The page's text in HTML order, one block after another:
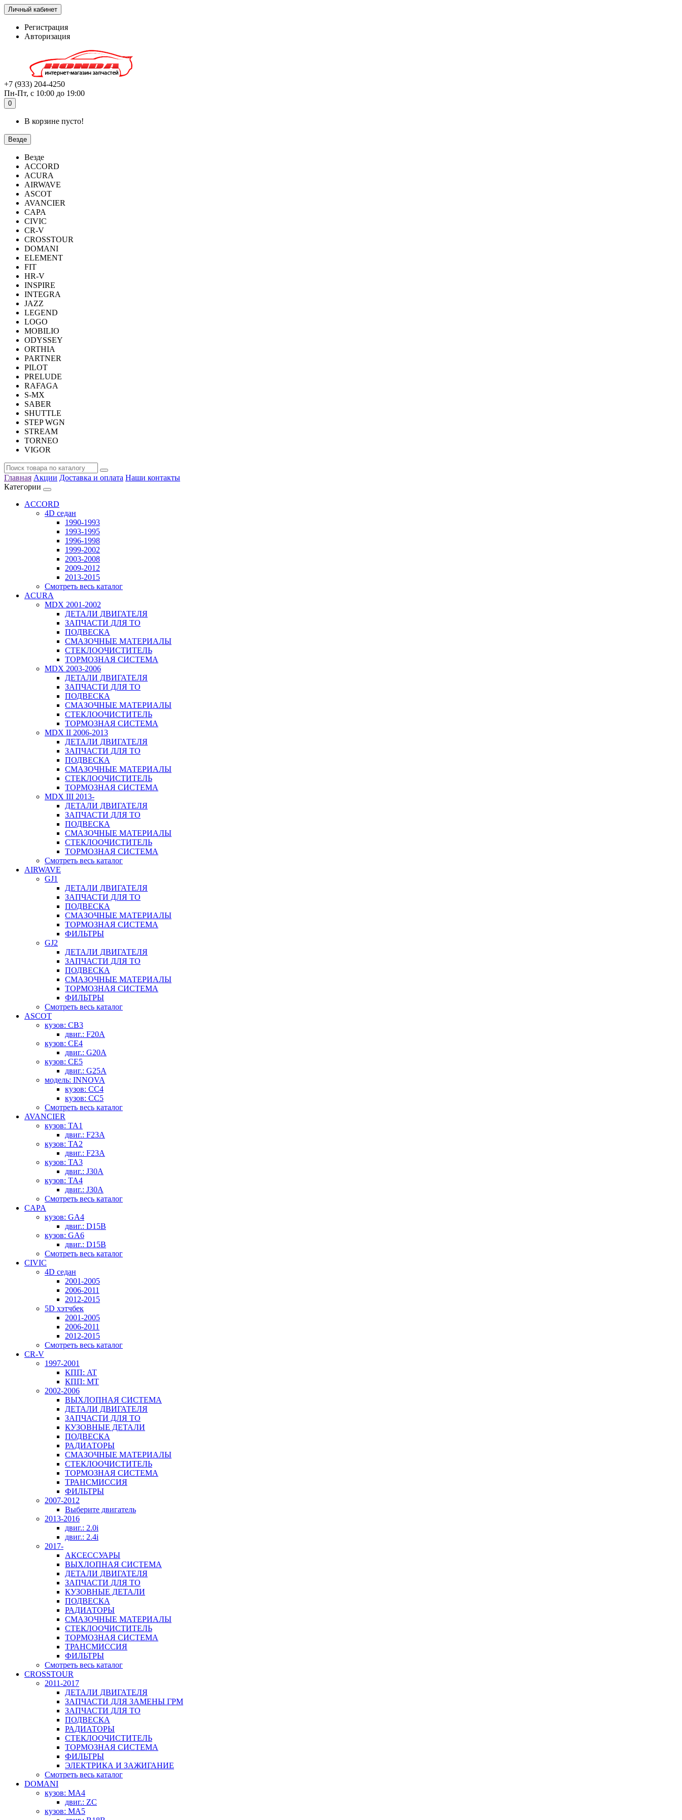
Личный кабинет
Регистрация
Авторизация
+7 (933) 204-4250
Пн-Пт, с 10:00 до 19:00
0
В корзине пусто!
Везде
Везде
ACCORD
ACURA
AIRWAVE
ASCOT
AVANCIER
CAPA
CIVIC
CR-V
CROSSTOUR
DOMANI
ELEMENT
FIT
HR-V
INSPIRE
INTEGRA
JAZZ
LEGEND
LOGO
MOBILIO
ODYSSEY
ORTHIA
PARTNER
PILOT
PRELUDE
RAFAGA
S-MX
SABER
SHUTTLE
STEP WGN
STREAM
TORNEO
VIGOR
Главная Акции Доставка и оплата Наши контакты
Категории
ACCORD
4D седан
1990-1993
1993-1995
1996-1998
1999-2002
2003-2008
2009-2012
2013-2015
Смотреть весь каталог
ACURA
MDX 2001-2002
ДЕТАЛИ ДВИГАТЕЛЯ
ЗАПЧАСТИ ДЛЯ ТО
ПОДВЕСКА
СМАЗОЧНЫЕ МАТЕРИАЛЫ
СТЕКЛООЧИСТИТЕЛЬ
ТОРМОЗНАЯ СИСТЕМА
MDX 2003-2006
ДЕТАЛИ ДВИГАТЕЛЯ
ЗАПЧАСТИ ДЛЯ ТО
ПОДВЕСКА
СМАЗОЧНЫЕ МАТЕРИАЛЫ
СТЕКЛООЧИСТИТЕЛЬ
ТОРМОЗНАЯ СИСТЕМА
MDX II 2006-2013
ДЕТАЛИ ДВИГАТЕЛЯ
ЗАПЧАСТИ ДЛЯ ТО
ПОДВЕСКА
СМАЗОЧНЫЕ МАТЕРИАЛЫ
СТЕКЛООЧИСТИТЕЛЬ
ТОРМОЗНАЯ СИСТЕМА
MDX III 2013-
ДЕТАЛИ ДВИГАТЕЛЯ
ЗАПЧАСТИ ДЛЯ ТО
ПОДВЕСКА
СМАЗОЧНЫЕ МАТЕРИАЛЫ
СТЕКЛООЧИСТИТЕЛЬ
ТОРМОЗНАЯ СИСТЕМА
Смотреть весь каталог
AIRWAVE
GJ1
ДЕТАЛИ ДВИГАТЕЛЯ
ЗАПЧАСТИ ДЛЯ ТО
ПОДВЕСКА
СМАЗОЧНЫЕ МАТЕРИАЛЫ
ТОРМОЗНАЯ СИСТЕМА
ФИЛЬТРЫ
GJ2
ДЕТАЛИ ДВИГАТЕЛЯ
ЗАПЧАСТИ ДЛЯ ТО
ПОДВЕСКА
СМАЗОЧНЫЕ МАТЕРИАЛЫ
ТОРМОЗНАЯ СИСТЕМА
ФИЛЬТРЫ
Смотреть весь каталог
ASCOT
кузов: CB3
двиг.: F20A
кузов: CE4
двиг.: G20A
кузов: CE5
двиг.: G25A
модель: INNOVA
кузов: CC4
кузов: CC5
Смотреть весь каталог
AVANCIER
кузов: TA1
двиг.: F23A
кузов: TA2
двиг.: F23A
кузов: TA3
двиг.: J30A
кузов: TA4
двиг.: J30A
Смотреть весь каталог
CAPA
кузов: GA4
двиг.: D15B
кузов: GA6
двиг.: D15B
Смотреть весь каталог
CIVIC
4D седан
2001-2005
2006-2011
2012-2015
5D хэтчбек
2001-2005
2006-2011
2012-2015
Смотреть весь каталог
CR-V
1997-2001
КПП: AT
КПП: MT
2002-2006
ВЫХЛОПНАЯ СИСТЕМА
ДЕТАЛИ ДВИГАТЕЛЯ
ЗАПЧАСТИ ДЛЯ ТО
КУЗОВНЫЕ ДЕТАЛИ
ПОДВЕСКА
РАДИАТОРЫ
СМАЗОЧНЫЕ МАТЕРИАЛЫ
СТЕКЛООЧИСТИТЕЛЬ
ТОРМОЗНАЯ СИСТЕМА
ТРАНСМИССИЯ
ФИЛЬТРЫ
2007-2012
Выберите двигатель
2013-2016
двиг.: 2.0i
двиг.: 2.4i
2017-
АКСЕССУАРЫ
ВЫХЛОПНАЯ СИСТЕМА
ДЕТАЛИ ДВИГАТЕЛЯ
ЗАПЧАСТИ ДЛЯ ТО
КУЗОВНЫЕ ДЕТАЛИ
ПОДВЕСКА
РАДИАТОРЫ
СМАЗОЧНЫЕ МАТЕРИАЛЫ
СТЕКЛООЧИСТИТЕЛЬ
ТОРМОЗНАЯ СИСТЕМА
ТРАНСМИССИЯ
ФИЛЬТРЫ
Смотреть весь каталог
CROSSTOUR
2011-2017
ДЕТАЛИ ДВИГАТЕЛЯ
ЗАПЧАСТИ ДЛЯ ЗАМЕНЫ ГРМ
ЗАПЧАСТИ ДЛЯ ТО
ПОДВЕСКА
РАДИАТОРЫ
СТЕКЛООЧИСТИТЕЛЬ
ТОРМОЗНАЯ СИСТЕМА
ФИЛЬТРЫ
ЭЛЕКТРИКА И ЗАЖИГАНИЕ
Смотреть весь каталог
DOMANI
кузов: MA4
двиг.: ZC
кузов: MA5